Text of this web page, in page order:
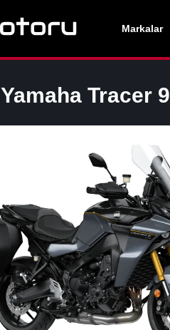
Markalar
Yamaha Tracer